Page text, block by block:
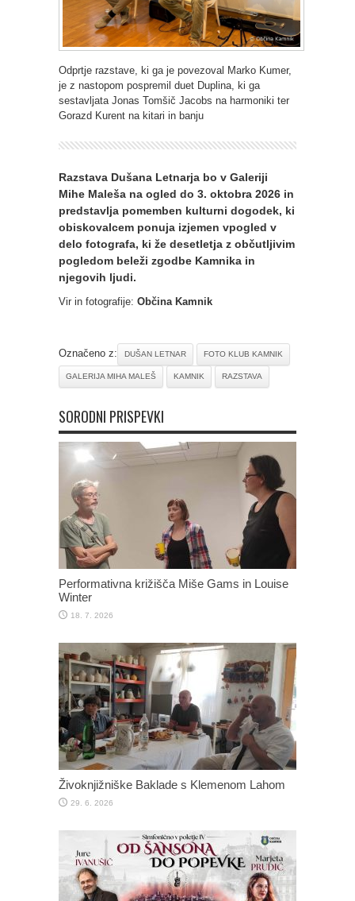
Odprtje razstave, ki ga je povezoval Marko Kumer,
je z nastopom pospremil duet Duplina, ki ga
sestavljata Jonas Tomšič Jacobs na harmoniki ter
Gorazd Kurent na kitari in banju
Razstava Dušana Letnarja bo v Galeriji
Mihe Maleša na ogled do 3. oktobra 2026 in
predstavlja pomemben kulturni dogodek, ki
obiskovalcem ponuja izjemen vpogled v
delo fotografa, ki že desetletja z občutljivim
pogledom beleži zgodbe Kamnika in
njegovih ljudi.
Vir in fotografije: Občina Kamnik
Označeno z: DUŠAN LETNAR FOTO KLUB KAMNIK
GALERIJA MIHA MALEŠ KAMNIK RAZSTAVA
SORODNI PRISPEVKI
Performativna križišča Miše Gams in Louise
Winter
18. 7. 2026
Živoknjižniške Baklade s Klemenom Lahom
29. 6. 2026